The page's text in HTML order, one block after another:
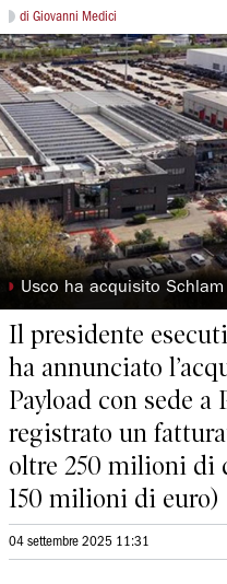
di Giovanni Medici
◗ Usco ha acquisito Schlam
Il presidente
ha annunciato
Payload con sede a
registrato un
oltre 250 milioni di
150 milioni di euro)
04 settembre 2025 11:31